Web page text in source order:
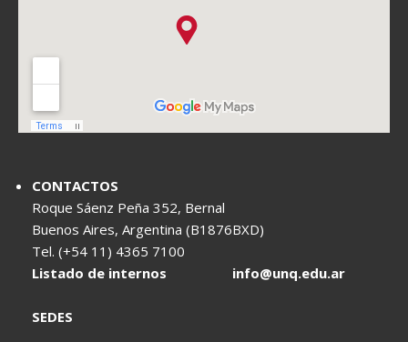
CONTACTOS
Roque Sáenz Peña 352, Bernal
Buenos Aires, Argentina (B1876BXD)
Tel. (+54 11) 4365 7100
Listado de internos
info@unq.edu.ar
SEDES